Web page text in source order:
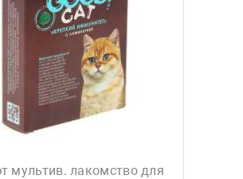
мультив. лакомство для